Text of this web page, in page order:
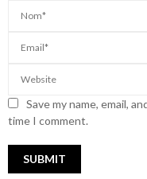
Save my name, email,
time I comment.